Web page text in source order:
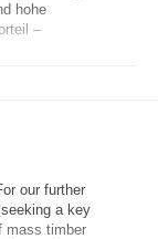
hohe
–
our further
a key
mass timber